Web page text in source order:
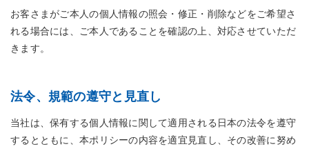
お客さまがご本人の個人情報の照会・修正・削除などをご希望さ
れる場合には、ご本人であることを確認の上、対応させていただ
きます。
法令、規範の遵守と見直し
当社は、保有する個人情報に関して適用される日本の法令を遵守
するとともに、本ポリシーの内容を適宜見直し、その改善に努め